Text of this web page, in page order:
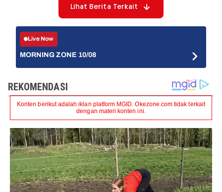
Lihat Berita Terkait
Live Now
MORNING ZONE 10/08